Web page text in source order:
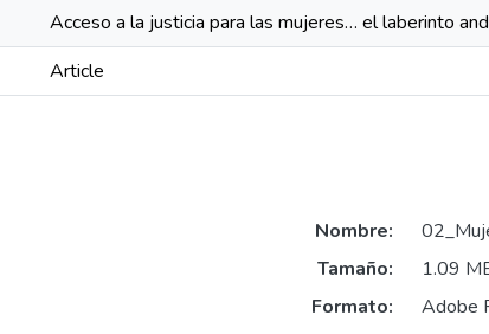
Acceso a la justicia para las mujeres… el laberinto
Article
Nombre:
Tamaño:
1.09
Formato:
Adobe